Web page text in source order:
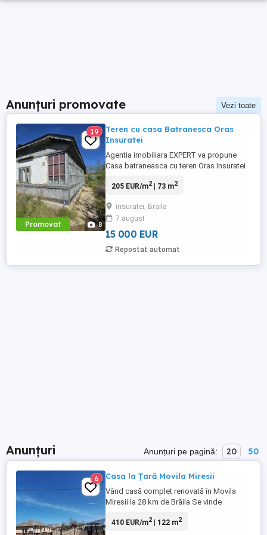
Anunțuri promovate Vezi toate
Promovat 8
19
Teren cu casa Batranesca Oras
Insuratei
Agentia imobiliara EXPERT va propune
Casa batraneasca cu teren Oras Insuratei
ml, casa 73 mp Utilitati canalizare, apa si
asfaltata la 50 ml Terenul este imprejmuit
cu gard ...
205 EUR/m2| 73 m2
insuratei, Braila
7 august
15 000 EUR
Repostat automat
Anunțuri Anunțuri pe pagină: 20 50
6 Casa la Țară Movila Miresii
Vând casă complet renovată în Movila
Miresii la 28 km de Brăila Se vinde
Miresii, ideală pentru cei care caută
410 EUR/m2| 122 m2